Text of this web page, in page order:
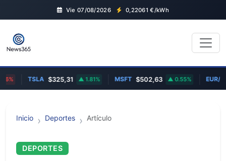
Vie 07/08/2026 0,22061 €/kWh
TSLA $325,31 1.81% MSFT $502,63 0.55% EUR/
Inicio Deportes Artículo
DEPORTES